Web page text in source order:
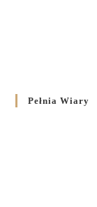
Pełnia Wiary